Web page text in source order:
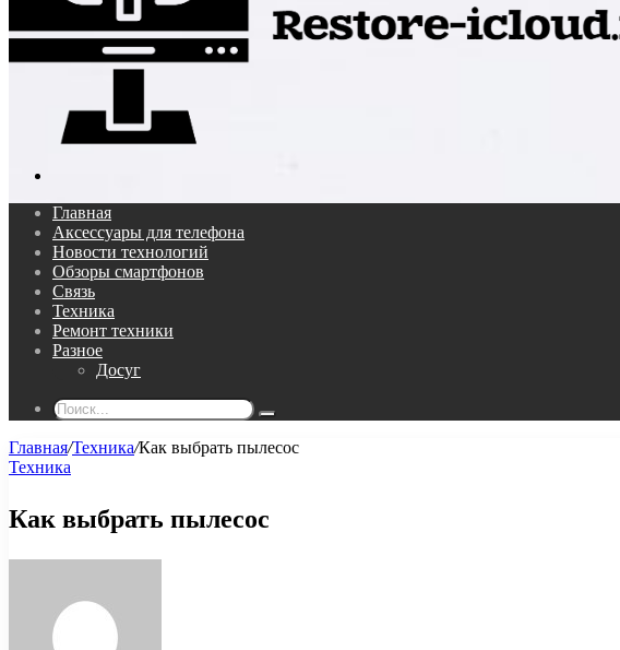
Главная
Аксессуары для телефона
Новости технологий
Обзоры смартфонов
Связь
Техника
Ремонт техники
Разное
Досуг
Поиск...
Главная/Техника/Как выбрать пылесос
Техника
Как выбрать пылесос